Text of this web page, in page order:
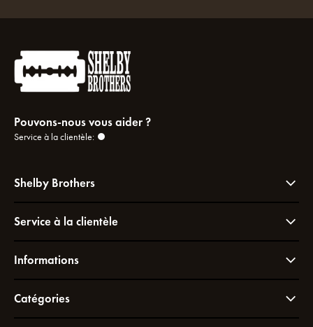
Pouvons-nous vous aider ?
Service à la clientèle:
Shelby Brothers
Service à la clientèle
Informations
Catégories